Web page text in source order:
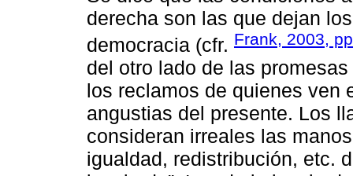
derecha son las que dejan
democracia (cfr. Frank, 2003,
del otro lado de las
los reclamos de quienes ven
angustias del presente. Los
consideran irreales las
igualdad, redistribución, etc.